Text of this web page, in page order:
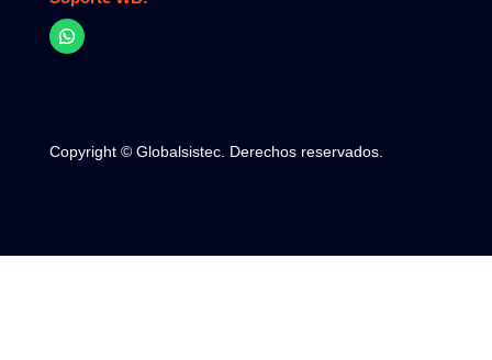
Copyright © Globalsistec. Derechos reservados.